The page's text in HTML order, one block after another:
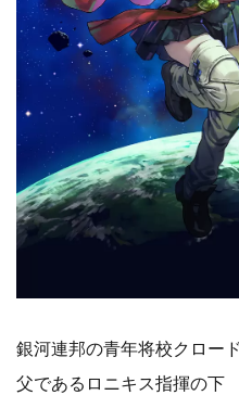
銀河連邦の青年将校クロー
父であるロニキス指揮の下